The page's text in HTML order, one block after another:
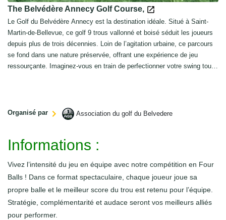
The Belvédère Annecy Golf Course,
Le Golf du Belvédère Annecy est la destination idéale. Situé à Saint-
Martin-de-Bellevue, ce golf 9 trous vallonné et boisé séduit les joueurs
depuis plus de trois décennies. Loin de l’agitation urbaine, ce parcours
se fond dans une nature préservée, offrant une expérience de jeu
ressourçante. Imaginez-vous en train de perfectionner votre swing tout
Organisé par Association du golf du Belvedere
Informations :
Vivez l’intensité du jeu en équipe avec notre compétition en Four
Balls ! Dans ce format spectaculaire, chaque joueur joue sa
propre balle et le meilleur score du trou est retenu pour l’équipe.
Stratégie, complémentarité et audace seront vos meilleurs alliés
pour performer.